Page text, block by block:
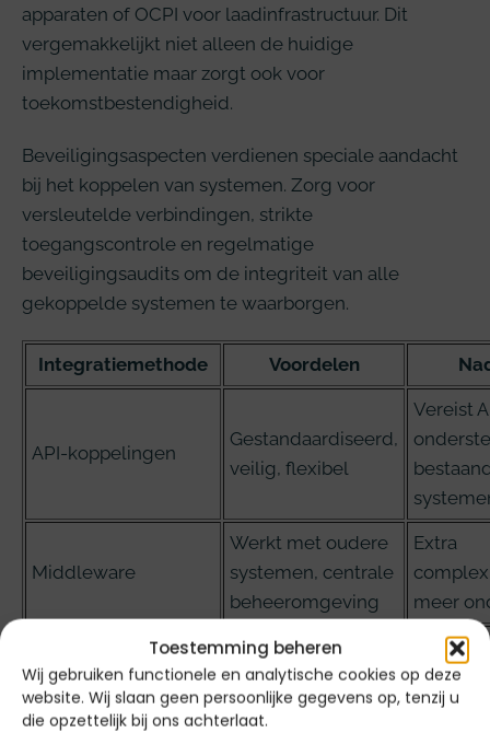
Toestemming beheren
Wij gebruiken functionele en analytische cookies op deze
website. Wij slaan geen persoonlijke gegevens op, tenzij u
die opzettelijk bij ons achterlaat.
apparaten of OCPI voor laadinfrastructuur. Dit
vergemakkelijkt niet alleen de huidige
implementatie maar zorgt ook voor
toekomstbestendigheid.
Beveiligingsaspecten verdienen speciale aandacht
bij het koppelen van systemen. Zorg voor
versleutelde verbindingen, strikte
toegangscontrole en regelmatige
beveiligingsaudits om de integriteit van alle
gekoppelde systemen te waarborgen.
Integratiemethode Voordelen
API-koppelingen
Gestandaardiseerd,
veilig, flexibel
Vereist
Middleware
Werkt met oudere
systemen, centrale
beheeromgeving
Extra
meer
Database-integratie
Directe toegang tot
gegevens, minder
Hogere